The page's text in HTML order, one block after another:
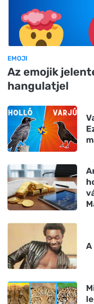
EMOJI
Az emojik
hangulatjel
A